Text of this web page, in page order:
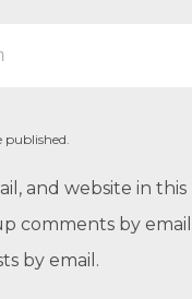
published.
and website in
comments by
by email.